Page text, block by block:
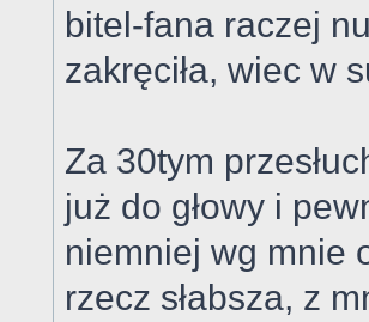
bitel-fana raczej
zakręciła, wiec w
Za 30tym
już do głowy i
niemniej wg mnie
rzecz słabsza, z